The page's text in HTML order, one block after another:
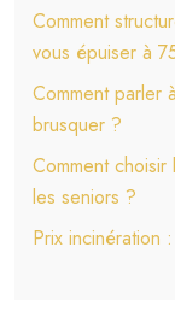
Comment
vous épuiser à
Comment parler
brusquer ?
Comment
les seniors ?
Prix incinération